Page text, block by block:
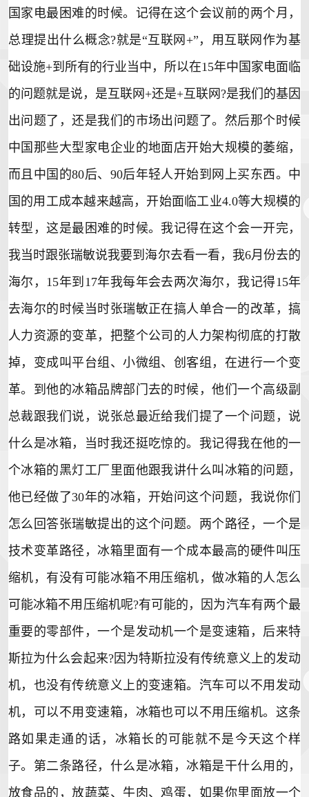
国家电最困难的时候。记得在这个会议前的两个月，
总理提出什么概念?就是“互联网+”，用互联网作为基
础设施+到所有的行业当中，所以在15年中国家电面临
的问题就是说，是互联网+还是+互联网?是我们的基因
出问题了，还是我们的市场出问题了。然后那个时候
中国那些大型家电企业的地面店开始大规模的萎缩，
而且中国的80后、90后年轻人开始到网上买东西。中
国的用工成本越来越高，开始面临工业4.0等大规模的
转型，这是最困难的时候。我记得在这个会一开完，
我当时跟张瑞敏说我要到海尔去看一看，我6月份去的
海尔，15年到17年我每年会去两次海尔，我记得15年
去海尔的时候当时张瑞敏正在搞人单合一的改革，搞
人力资源的变革，把整个公司的人力架构彻底的打散
掉，变成叫平台组、小微组、创客组，在进行一个变
革。到他的冰箱品牌部门去的时候，他们一个高级副
总裁跟我们说，说张总最近给我们提了一个问题，说
什么是冰箱，当时我还挺吃惊的。我记得我在他的一
个冰箱的黑灯工厂里面他跟我讲什么叫冰箱的问题，
他已经做了30年的冰箱，开始问这个问题，我说你们
怎么回答张瑞敏提出的这个问题。两个路径，一个是
技术变革路径，冰箱里面有一个成本最高的硬件叫压
缩机，有没有可能冰箱不用压缩机，做冰箱的人怎么
可能冰箱不用压缩机呢?有可能的，因为汽车有两个最
重要的零部件，一个是发动机一个是变速箱，后来特
斯拉为什么会起来?因为特斯拉没有传统意义上的发动
机，也没有传统意义上的变速箱。汽车可以不用发动
机，可以不用变速箱，冰箱也可以不用压缩机。这条
路如果走通的话，冰箱长的可能就不是今天这个样
子。第二条路径，什么是冰箱，冰箱是干什么用的，
放食品的，放蔬菜、牛肉、鸡蛋，如果你里面放一个